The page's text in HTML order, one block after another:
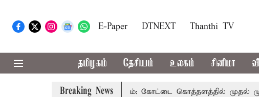
E-Paper DTNEXT Thanthi TV
தமிழகம் தேசியம் உலகம் சினிமா
Breaking News
80-வது சுதந்திர தினம்: கோட்டை கொத்தளத்தில் முதல்